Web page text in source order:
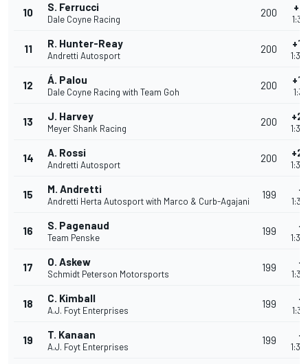
10 S. Ferrucci
Dale Coyne Racing
200
11 R. Hunter-Reay
Andretti Autosport
200
12 Á. Palou
Dale Coyne Racing with Team Goh
200
13 J. Harvey
Meyer Shank Racing
200
14 A. Rossi
Andretti Autosport
200
15 M. Andretti
Andretti Herta Autosport with Marco & Curb-Agajani
199
16 S. Pagenaud
Team Penske
199
17 O. Askew
Schmidt Peterson Motorsports
199
18 C. Kimball
A.J. Foyt Enterprises
199
19 T. Kanaan
A.J. Foyt Enterprises
199